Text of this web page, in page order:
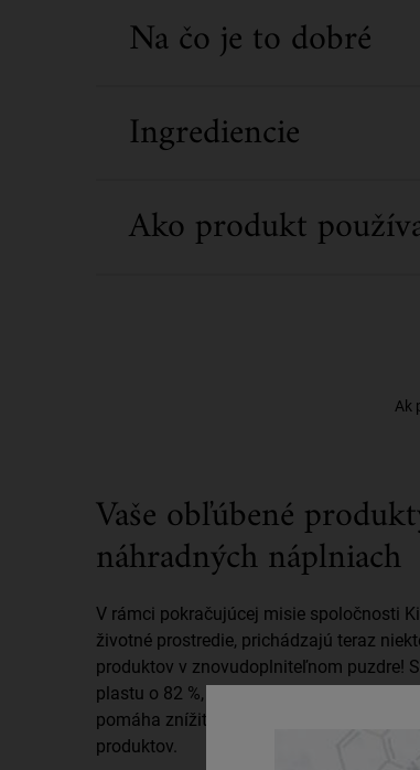
Na čo je to dobré
Ingrediencie
Ako produkt
Ak
Your Favorite Formula, Now Refillable
Vaše obľúbené
náhradných náplniach
V rámci pokračujúcej misie spoločnosti
životné prostredie, prichádzajú teraz
produktov v znovudoplniteľnom puzdre!
plastu o 82 %, pričom jedna náplň
pomáha znížiť množstvo plastu na jedno
produktov.